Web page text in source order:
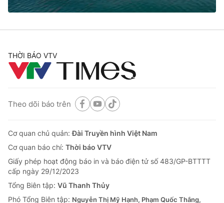
Tư vấn
Chuyên mục khác
Photo Infographic
Video Shorts video
VTV Money VTV Thể thao
VTV Sức khoẻ Bất động sản
Thị trường 24h
THỜI BÁO VTV
Theo dõi báo trên
Cơ quan chủ quản:Đài Truyền hình Việt Nam
Cơ quan báo chí: Thời báo VTV
Giấy phép hoạt động báo in và báo điện tử số 483/GP-BTTTT
cấp ngày 29/12/2023
Tổng Biên tập: Vũ Thanh Thủy
Phó Tổng Biên tập: Nguyễn Thị Mỹ Hạnh, Phạm Quốc Thắng,